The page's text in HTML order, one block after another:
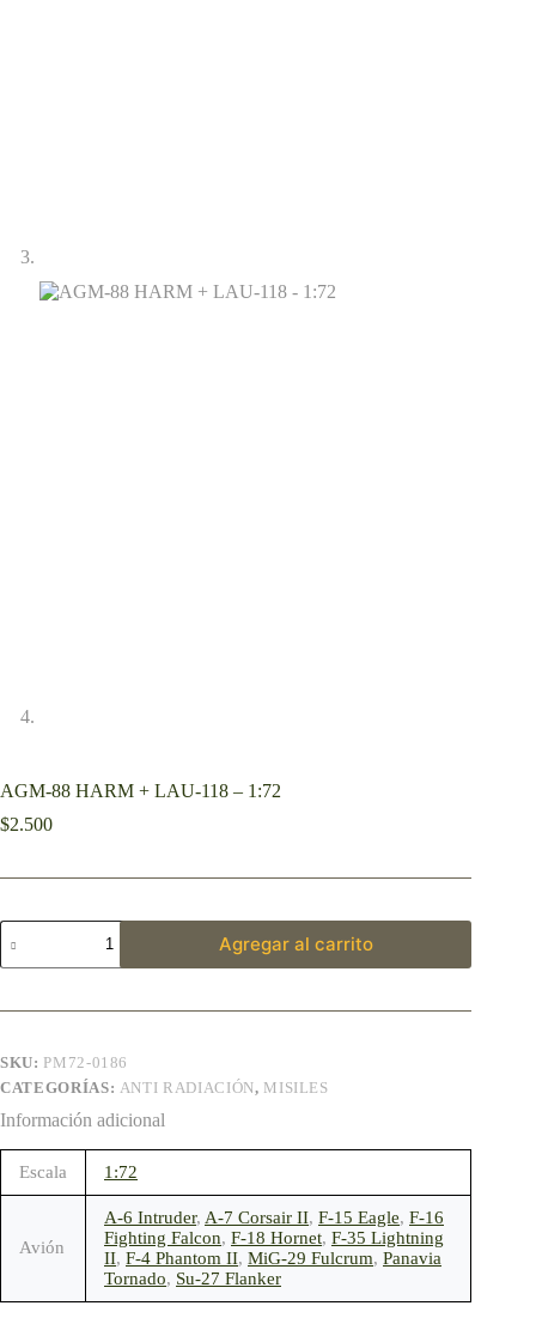
AGM-88 HARM + LAU-118 – 1:72
$2.500
Agregar al carrito
SKU: PM72-0186
CATEGORÍAS: ANTI RADIACIÓN, MISILES
Información adicional
Escala 1:72
Avión
A-6 Intruder, A-7 Corsair II, F-15 Eagle, F-16
Fighting Falcon, F-18 Hornet, F-35 Lightning
II, F-4 Phantom II, MiG-29 Fulcrum, Panavia
Tornado, Su-27 Flanker